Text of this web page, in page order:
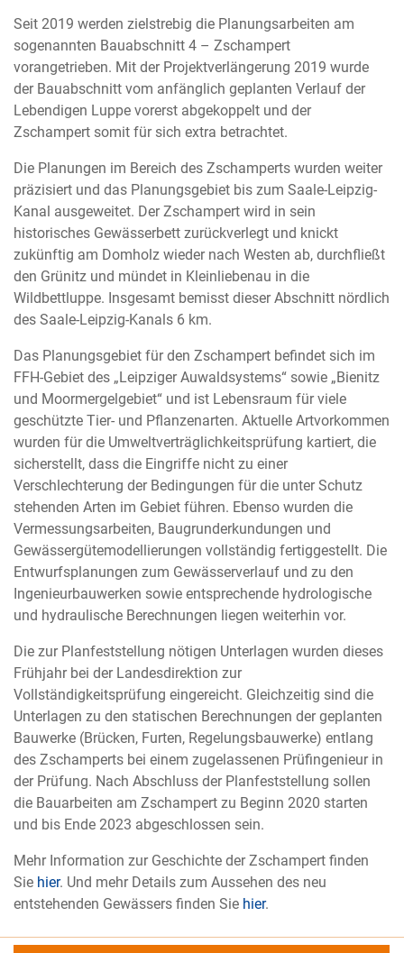
Seit 2019 werden zielstrebig die Planungsarbeiten am
sogenannten Bauabschnitt 4 – Zschampert
vorangetrieben. Mit der Projektverlängerung 2019 wurde
der Bauabschnitt vom anfänglich geplanten Verlauf der
Lebendigen Luppe vorerst abgekoppelt und der
Zschampert somit für sich extra betrachtet.
Die Planungen im Bereich des Zschamperts wurden weiter
präzisiert und das Planungsgebiet bis zum Saale-Leipzig-
Kanal ausgeweitet. Der Zschampert wird in sein
historisches Gewässerbett zurückverlegt und knickt
zukünftig am Domholz wieder nach Westen ab, durchfließt
den Grünitz und mündet in Kleinliebenau in die
Wildbettluppe. Insgesamt bemisst dieser Abschnitt nördlich
des Saale-Leipzig-Kanals 6 km.
Das Planungsgebiet für den Zschampert befindet sich im
FFH-Gebiet des „Leipziger Auwaldsystems“ sowie „Bienitz
und Moormergelgebiet“ und ist Lebensraum für viele
geschützte Tier- und Pflanzenarten. Aktuelle Artvorkommen
wurden für die Umweltverträglichkeitsprüfung kartiert, die
sicherstellt, dass die Eingriffe nicht zu einer
Verschlechterung der Bedingungen für die unter Schutz
stehenden Arten im Gebiet führen. Ebenso wurden die
Vermessungsarbeiten, Baugrunderkundungen und
Gewässergütemodellierungen vollständig fertiggestellt. Die
Entwurfsplanungen zum Gewässerverlauf und zu den
Ingenieurbauwerken sowie entsprechende hydrologische
und hydraulische Berechnungen liegen weiterhin vor.
Die zur Planfeststellung nötigen Unterlagen wurden dieses
Frühjahr bei der Landesdirektion zur
Vollständigkeitsprüfung eingereicht. Gleichzeitig sind die
Unterlagen zu den statischen Berechnungen der geplanten
Bauwerke (Brücken, Furten, Regelungsbauwerke) entlang
des Zschamperts bei einem zugelassenen Prüfingenieur in
der Prüfung. Nach Abschluss der Planfeststellung sollen
die Bauarbeiten am Zschampert zu Beginn 2020 starten
und bis Ende 2023 abgeschlossen sein.
Mehr Information zur Geschichte der Zschampert finden
Sie hier. Und mehr Details zum Aussehen des neu
entstehenden Gewässers finden Sie hier.